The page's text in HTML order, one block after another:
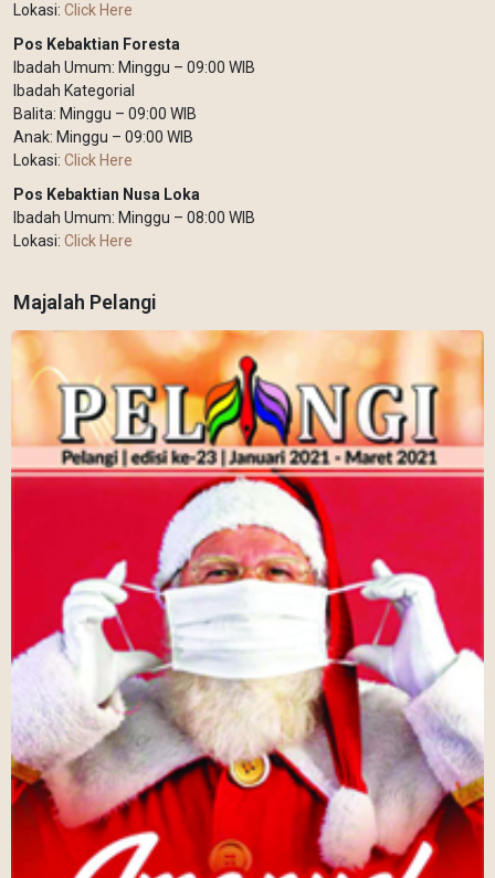
Lokasi: Click Here
Pos Kebaktian Foresta
Ibadah Umum: Minggu – 09:00 WIB
Ibadah Kategorial
Balita: Minggu – 09:00 WIB
Anak: Minggu – 09:00 WIB
Lokasi: Click Here
Pos Kebaktian Nusa Loka
Ibadah Umum: Minggu – 08:00 WIB
Lokasi: Click Here
Majalah Pelangi